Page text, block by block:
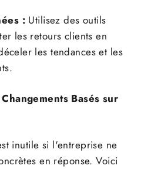
: Utilisez des outils
les retours clients en
les tendances et les
Basés sur
inutile si l'entreprise ne
en réponse. Voici